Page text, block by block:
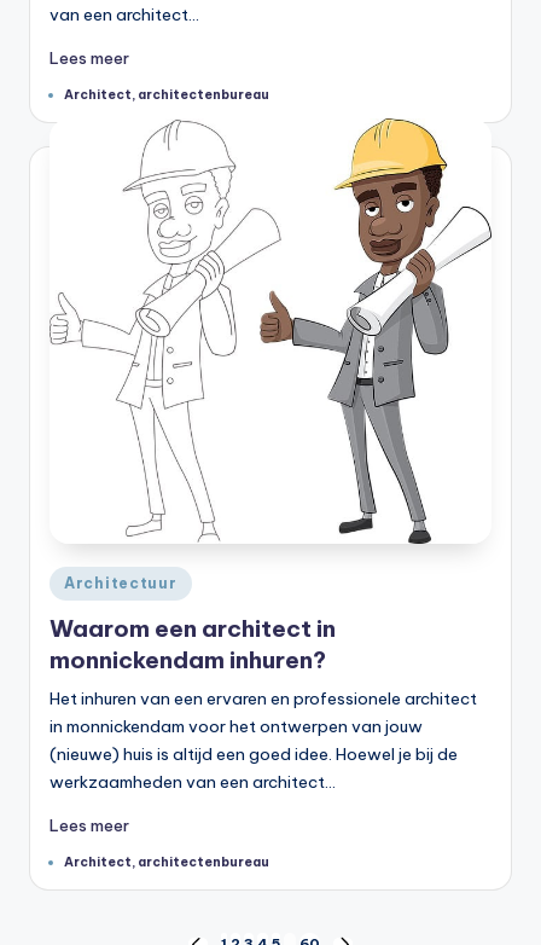
van een architect…
Lees meer
Tags:
Architect, architectenbureau
Geplaatst
in
Architectuur
Waarom een architect in
monnickendam inhuren?
Het inhuren van een ervaren en professionele architect
in monnickendam voor het ontwerpen van jouw
(nieuwe) huis is altijd een goed idee. Hoewel je bij de
werkzaamheden van een architect…
Lees meer
Tags:
Architect, architectenbureau